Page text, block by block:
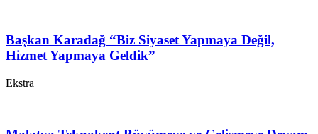
Başkan Karadağ “Biz Siyaset Yapmaya Değil,
Hizmet Yapmaya Geldik”
Ekstra